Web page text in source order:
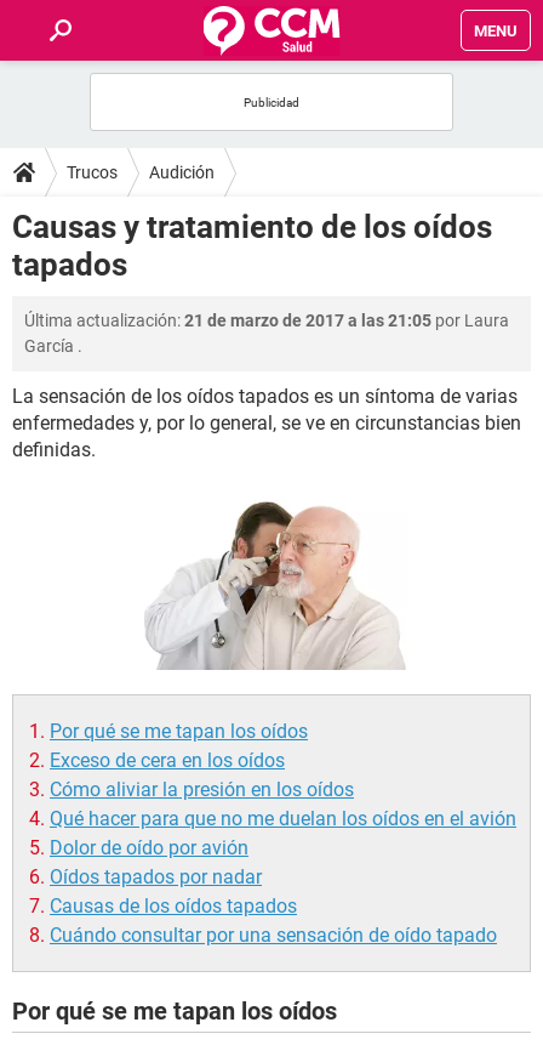
MENU
FOROS
SALUD
FAMILIA
NUTRICIÓN
BIENESTAR
Trucos Audición
Causas y tratamiento de los oídos
tapados
Última actualización:21 de marzo de 2017 a las 21:05 por Laura
García .
La sensación de los oídos tapados es un síntoma de varias
enfermedades y, por lo general, se ve en circunstancias bien
definidas.
Por qué se me tapan los oídos
Exceso de cera en los oídos
Cómo aliviar la presión en los oídos
Qué hacer para que no me duelan los oídos en el avión
Dolor de oído por avión
Oídos tapados por nadar
Causas de los oídos tapados
Cuándo consultar por una sensación de oído tapado
Por qué se me tapan los oídos